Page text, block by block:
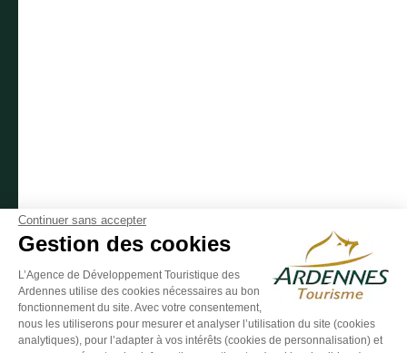
Suivez-nous sur Facebook
ESPACE GROUPES ESPACE PRESSE ESPACE PRO
Plan du site-Politique de confidentialité -Mentions légales -
Éditer mes cookies -Made with byIRIS Interactive
Continuer sans accepter
Gestion des cookies
L’Agence de Développement Touristique des
Ardennes utilise des cookies nécessaires au bon
fonctionnement du site. Avec votre consentement,
nous les utiliserons pour mesurer et analyser l’utilisation du site (cookies
analytiques), pour l’adapter à vos intérêts (cookies de personnalisation) et